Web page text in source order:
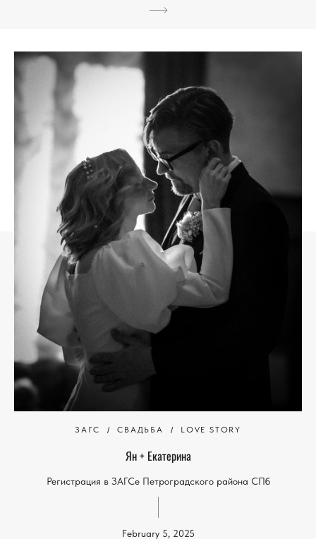
ЗАГС СВАДЬБА LOVE STORY
Ян + Екатерина
Регистрация в ЗАГСе Петроградского района СПб
February 5, 2025